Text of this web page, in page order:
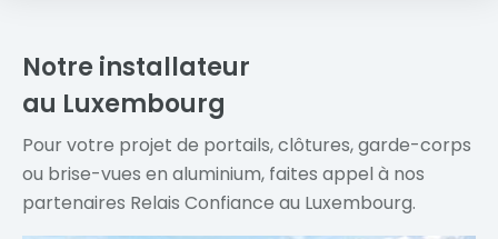
Notre installateur
au Luxembourg
Pour votre projet de portails, clôtures, garde-corps
ou brise-vues en aluminium, faites appel à nos
partenaires Relais Confiance au Luxembourg.